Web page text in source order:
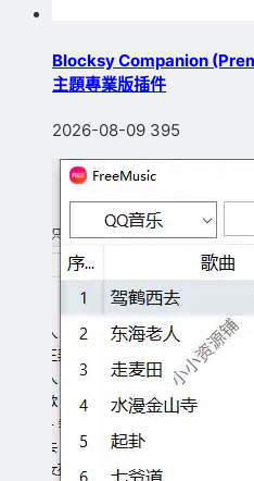
Blocksy Companion
主題專業版插件
2026-08-09 395